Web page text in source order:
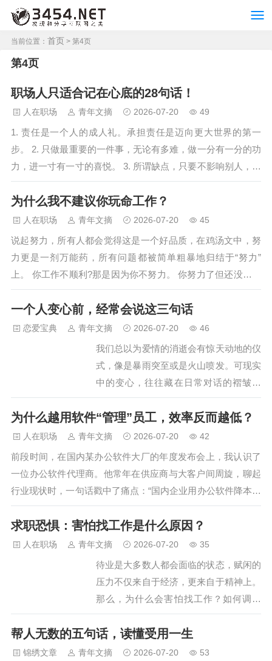
当前位置： 首页 > 第4页
第4页
职场人只适合记在心底的28句话！
人在职场 青年文摘 2026-07-20 49
1. 责任是一个人的成人礼。承担责任是迈向更大世界的第一
步。 2. 只做最重要的一件事，无论有多难，做一分有一分的功
力，进一寸有一寸的喜悦。 3. 所谓缺点，只要不影响别人，也
不影响自己长处的发挥，就不叫缺点，而叫特点。 4. 在自己优
势的领域疯狂生长，直到突破阈值，实现指数暴增。 5. 海以其
善下而成百谷之王，人常因谦卑可以多助远祸。 6. 工作挣钱是
向宇宙回馈之道，无需神圣化，也无需鄙视，吃饭做工，…
为什么我不建议你玩命工作？
人在职场 青年文摘 2026-07-20 45
说起努力，所有人都会觉得这是一个好品质，在鸡汤文中，努
力更是一剂万能药，所有问题都被简单粗暴地归结于“努力”
上。 你工作不顺利?那是因为你不努力。 你努力了但还没有加
薪?那是因为你不够努力。 似乎只要努力努力再努力，人生就
可以走向巅峰了。 然而,事实并非如此。 阮言无疑是一枚上进
青年，从踏入职场的第一天起，他就暗暗发誓，五年后一定要
在公司做到管理岗位，能带一个团队，收入至少翻三番。 七年
一个人变心前，经常会说这三句话
恋爱宝典 青年文摘 2026-07-20 46
我们总以为爱情的消逝会有惊天动地的仪
式，像是暴雨突至或是火山喷发。可现实
中的变心，往往藏在日常对话的褶皱里
——那些曾经温柔回应的人，开始用三句
重复的台词，为感情悄然画上句点。正如
作家廖一梅所说："人这一生，遇到爱不
稀奇，稀奇的是遇到理解。"当理解变成
敷衍，温柔沦为不耐烦，便是感情褪色的
征兆。我们总以为爱情的消逝会有惊天动
可现实中的变心，往往藏在日常对话的褶
正如作家廖…
为什么越用软件“管理”员工，效率反而越低？
人在职场 青年文摘 2026-07-20 42
前段时间，在国内某办公软件大厂的年度发布会上，我认识了
一位办公软件代理商。他常年在供应商与大客户间周旋，聊起
行业现状时，一句话戳中了痛点：“国内企业用办公软件降本增
效，往往连‘人效’和‘事效’都没分清。” 这个话题不算新鲜，甚至
有些老套，却始终值得深究。如今不少企业斥资采购办公软
件，最后却陷入“上了工具、没见效果”的窘境；更关键的是，
问题本身已悄然错位——不是工具不够先进，而是企业从一开
始就没想明白： 自己要的究竟是“事效”（Process Efficienc…
求职恐惧：害怕找工作是什么原因？
人在职场 青年文摘 2026-07-20 35
待业是大多数人都会面临的状态，赋闲的
压力不仅来自于经济，更来自于精神上。
那么，为什么会害怕找工作？如何调整
“不敢找工作”的心态？ 根据蜜桔求职的经
验，简单分析一下： 害怕过程 不少人对
找工作充满恐惧的背后是对求职过程的胆
帮人无数的五句话，读懂受用一生
锦绣文章 青年文摘 2026-07-20 53